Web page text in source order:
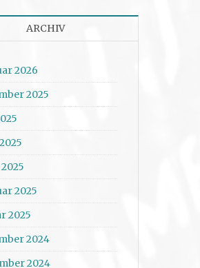
ARCHIV
2026
2025
2025
2025
2024
2024